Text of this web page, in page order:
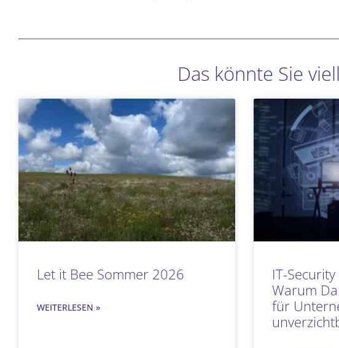
Das könnte Sie
Let it Bee Sommer 2026
WEITERLESEN »
IT-
Warum
für